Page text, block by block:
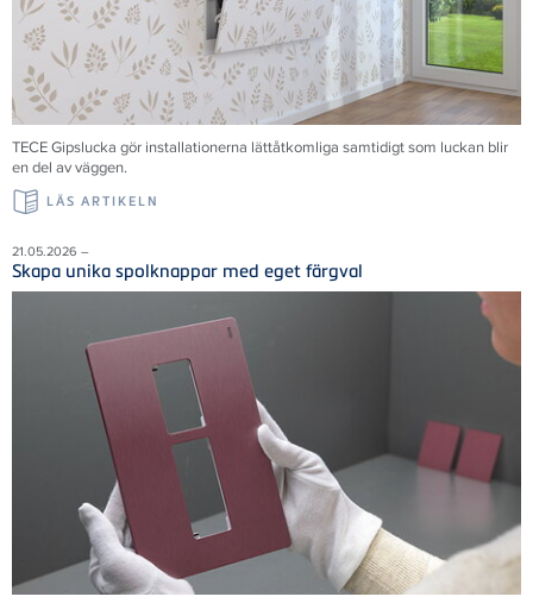
TECE Gipslucka gör installationerna lättåtkomliga samtidigt som luckan blir
en del av väggen.
LÄS ARTIKELN
21.05.2026 –
Skapa unika spolknappar med eget färgval